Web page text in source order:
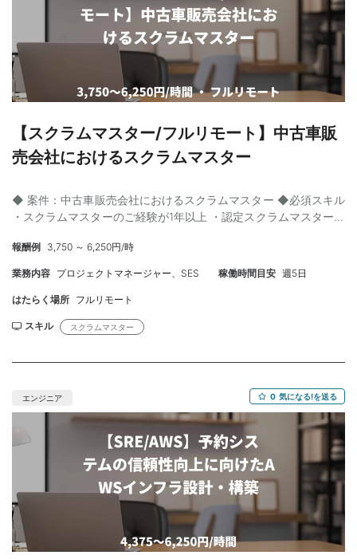
【スクラムマスター/フルリモート】中古車販
売会社におけるスクラムマスター
◆ 案件：中古車販売会社におけるスクラムマスター ◆必須スキル
・スクラムマスターのご経験が1年以上 ・認定スクラムマスターの
◆ 年齢 ： 40代まで ◆ 外国籍 ： 不可 ◆ 勤務形態 ：リモート
※基本的にはフルリモートですが要望により、品川オフィスに出社
月〜/12月〜/2026年1月〜 ◆ 就業時間： 9:30〜18:30 ◆ 契約 ：
業務委託 （準委任） ◆ 清算 ： 140h〜180h ◆ 面談 ： 1回（企業
様） ◆ 服装 ： 自由 ◆ PC貸与 ： 有 ◆主な開発環境・ツール ・
ラ：AWS、GCP ・開発手法：スクラム（1週間スプリント） 【業
をしていただきます。 プロダクトオーナー支援 ・ゴール、スコ
ープ、プロダクトドメインなどをスクラムチーム全体が理解でき
るように支援 ・効果的にプロダクトバックログを管理できるよ
うなテクニックをレクチャー ・プロダクトバックログアイテム
がスクラムチームにとって明確かつ簡潔になるように支援 開発チ
ーム支援 ・自己組織的かつクロスファンクショナルとなるよう
に開発チームをコーチングしていただきます。 ・開発チームが
高付加価値のプロダクトを開発できるように支援をしていただき
ます。 ・開発メンバー一人ひとりと向き合いプロダクトを成長
させるための方法を開発チームと一緒に考えていただきます。 組
報酬例 3,750 ～ 6,250円/時
業務内容 プロジェクトマネージャー、SES 稼働時間目安 週5日
はたらく場所 フルリモート
スキル スクラムマスター
エンジニア 0 気になる!を送る